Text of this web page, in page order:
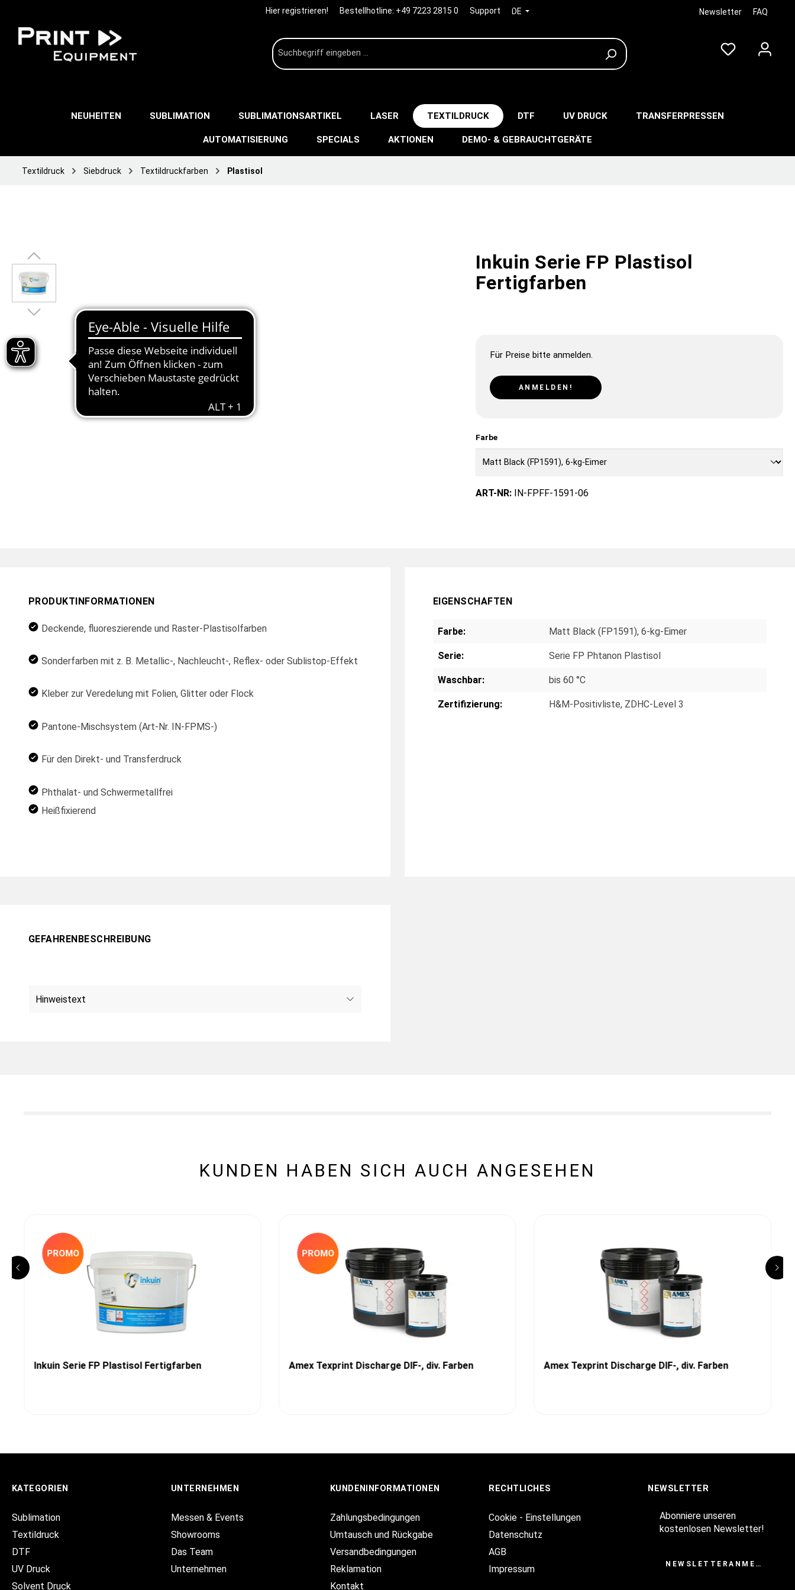
Hier registrieren! Bestellhotline: +49 7223 2815 0 Support DE Newsletter FAQ
NEUHEITEN SUBLIMATION SUBLIMATIONSARTIKEL LASER TEXTILDRUCK DTF UV DRUCK TRANSFERPRESSEN
AUTOMATISIERUNG SPECIALS AKTIONEN DEMO- & GEBRAUCHTGERÄTE
Textildruck Siebdruck Textildruckfarben Plastisol
Inkuin Serie FP Plastisol
Fertigfarben
Für Preise bitte anmelden.
ANMELDEN!
Farbe
ART-NR: IN-FPFF-1591-06
PRODUKTINFORMATIONEN
Deckende, fluoreszierende und Raster-Plastisolfarben
Sonderfarben mit z. B. Metallic-, Nachleucht-, Reflex- oder Sublistop-Effekt
Kleber zur Veredelung mit Folien, Glitter oder Flock
Pantone-Mischsystem (Art-Nr. IN-FPMS-)
Für den Direkt- und Transferdruck
Phthalat- und Schwermetallfrei
Heißfixierend
EIGENSCHAFTEN
Farbe: Matt Black (FP1591), 6-kg-Eimer
Serie: Serie FP Phtanon Plastisol
Waschbar: bis 60 °C
Zertifizierung: H&M-Positivliste, ZDHC-Level 3
GEFAHRENBESCHREIBUNG
Hinweistext
KUNDEN HABEN SICH AUCH ANGESEHEN
PROMO
Inkuin Serie FP Plastisol Fertigfarben
PROMO
Amex Texprint Discharge DIF-, div. Farben Amex Texprint Discharge DIF-, div. Farben
KATEGORIEN
Sublimation
Textildruck
DTF
UV Druck
Solvent Druck
UNTERNEHMEN
Messen & Events
Showrooms
Das Team
Unternehmen
KUNDENINFORMATIONEN
Zahlungsbedingungen
Umtausch und Rückgabe
Versandbedingungen
Reklamation
Kontakt
RECHTLICHES
Cookie - Einstellungen
Datenschutz
AGB
Impressum
NEWSLETTER
Abonniere unseren
kostenlosen Newsletter!
NEWSLETTERANMELDUNG